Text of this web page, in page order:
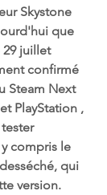
Skystone
que
juillet
confirmé
Steam Next
PlayStation ,
compris le
qui
version.